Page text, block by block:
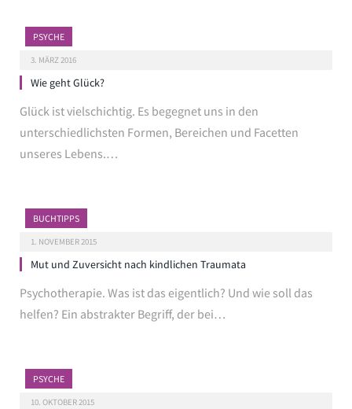
PSYCHE
3. MÄRZ 2016
Wie geht Glück?
Glück ist vielschichtig. Es begegnet uns in den
unterschiedlichsten Formen, Bereichen und Facetten
unseres Lebens.…
BUCHTIPPS
1. NOVEMBER 2015
Mut und Zuversicht nach kindlichen Traumata
Psychotherapie. Was ist das eigentlich? Und wie soll das
helfen? Ein abstrakter Begriff, der bei…
PSYCHE
10. OKTOBER 2015